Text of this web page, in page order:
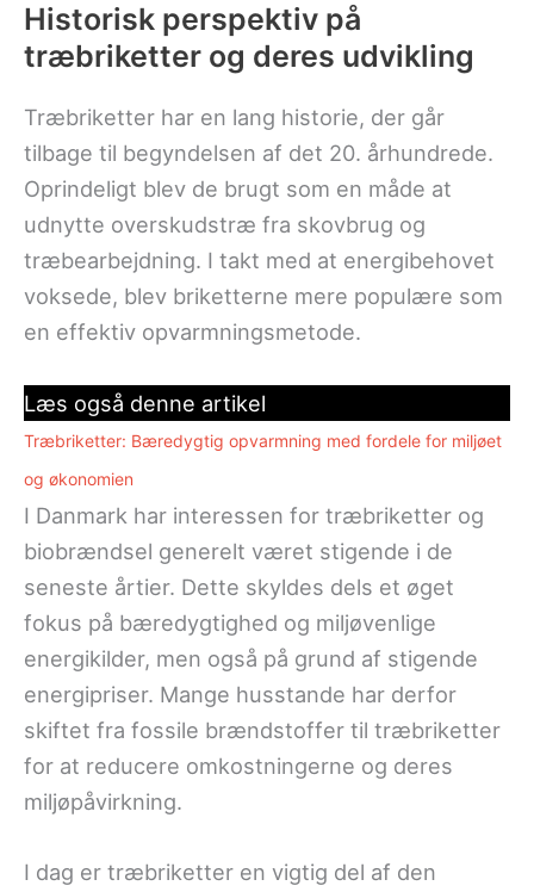
Historisk perspektiv på
træbriketter og deres udvikling
Træbriketter har en lang historie, der går
tilbage til begyndelsen af det 20. århundrede.
Oprindeligt blev de brugt som en måde at
udnytte overskudstræ fra skovbrug og
træbearbejdning. I takt med at energibehovet
voksede, blev briketterne mere populære som
en effektiv opvarmningsmetode.
Læs også denne artikel
Træbriketter: Bæredygtig opvarmning med fordele for miljøet
og økonomien
I Danmark har interessen for træbriketter og
biobrændsel generelt været stigende i de
seneste årtier. Dette skyldes dels et øget
fokus på bæredygtighed og miljøvenlige
energikilder, men også på grund af stigende
energipriser. Mange husstande har derfor
skiftet fra fossile brændstoffer til træbriketter
for at reducere omkostningerne og deres
miljøpåvirkning.
I dag er træbriketter en vigtig del af den